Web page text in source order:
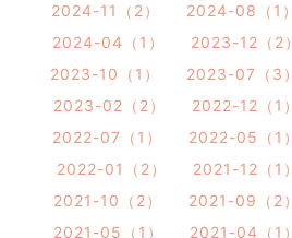
2024-11（2）
2024-08（1）
2024-04（1）
2023-12（2）
2023-10（1）
2023-07（3）
2023-02（2）
2022-12（1）
2022-07（1）
2022-05（1）
2022-01（2）
2021-12（1）
2021-10（2）
2021-09（2）
2021-05（1）
2021-04（1）